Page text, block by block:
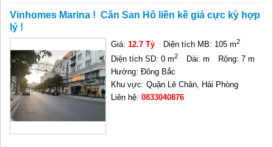
Vinhomes Marina ! Căn San Hô liền kề giá cực kỳ hợp
lý !
Giá:12.7 Tỷ Diện tích MB: 105 m2
Diện tích SD: 0 m2 Dài: m
Rộng: 7 m
Hướng: Đông Bắc
Khu vực: Quận Lê Chân, Hải Phòng
Liên hệ:0833040876